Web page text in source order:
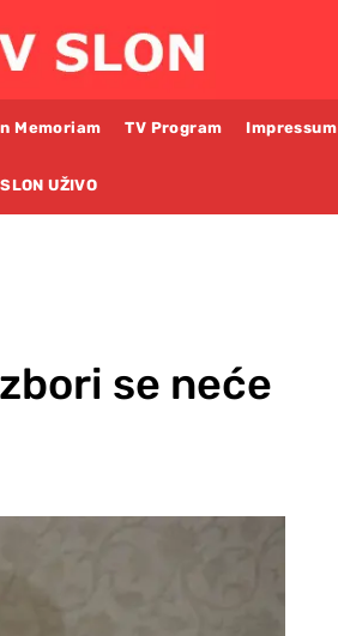
Memoriam TV Program Impressum
UŽIVO
se neće